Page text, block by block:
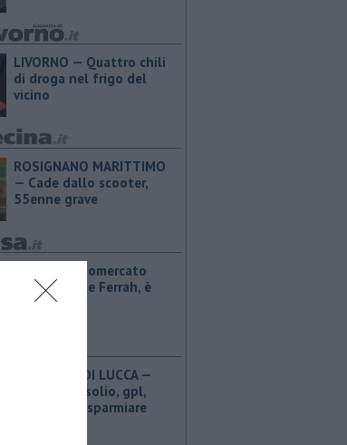
LIVORNO — Quattro chili
di droga nel frigo del
vicino
ROSIGNANO MARITTIMO
— Cade dallo scooter,
55enne grave
PISA — Calciomercato
Pisa, ufficiale Ferrah, è
nerazzurro
PROVINCIA DI LUCCA — ​
Benzina, gasolio, gpl,
ecco dove risparmiare